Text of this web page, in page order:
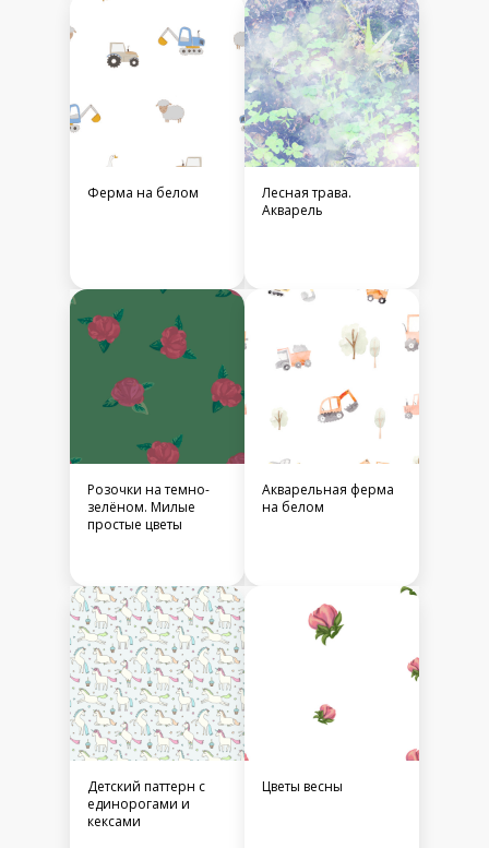
Ферма на белом
Лесная трава.
Акварель
Розочки на темно-
зелёном. Милые
простые цветы
Акварельная ферма
на белом
Детский паттерн с
единорогами и
кексами
Цветы весны